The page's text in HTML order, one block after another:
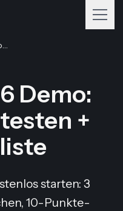
Shopware 6 Demo: Kostenlos testen + Checkliste
Demo:
+
starten: 3
10-Punkte-